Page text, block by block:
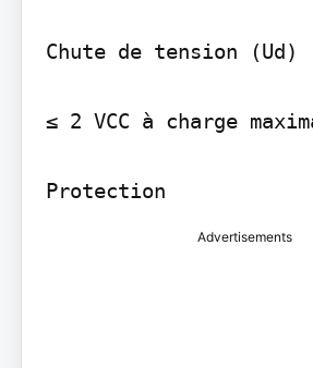
Chute de tension (Ud)
≤ 2 VCC à charge
Protection
Advertisements